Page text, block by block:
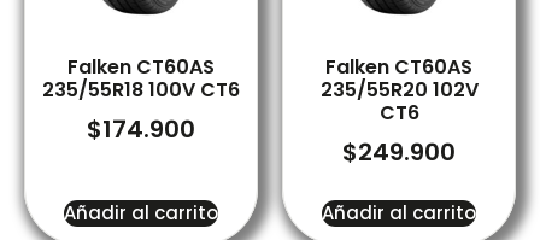
Falken CT60AS
235/55R18 100V CT6
$174.900
Añadir al carrito
Falken CT60AS
235/55R20 102V
CT6
$249.900
Añadir al carrito